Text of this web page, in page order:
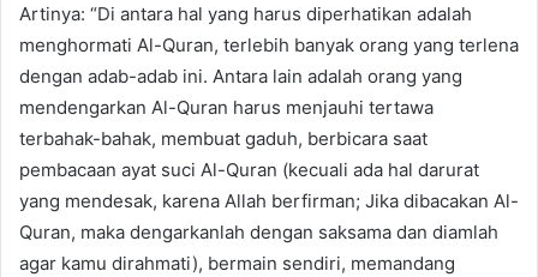
Artinya: “Di antara hal yang harus diperhatikan adalah
menghormati Al-Quran, terlebih banyak orang yang terlena
dengan adab-adab ini. Antara lain adalah orang yang
mendengarkan Al-Quran harus menjauhi tertawa
terbahak-bahak, membuat gaduh, berbicara saat
pembacaan ayat suci Al-Quran (kecuali ada hal darurat
yang mendesak, karena Allah berfirman; Jika dibacakan Al-
Quran, maka dengarkanlah dengan saksama dan diamlah
agar kamu dirahmati), bermain sendiri, memandang